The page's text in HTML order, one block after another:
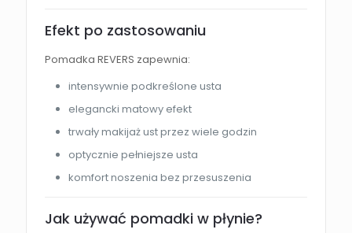
Efekt po zastosowaniu
Pomadka REVERS zapewnia:
intensywnie podkreślone usta
elegancki matowy efekt
trwały makijaż ust przez wiele godzin
optycznie pełniejsze usta
komfort noszenia bez przesuszenia
Jak używać pomadki w płynie?